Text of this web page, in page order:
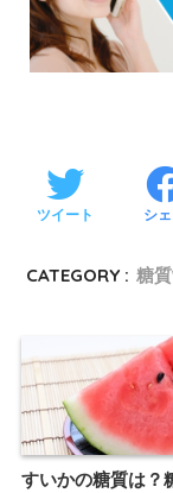
ツイート シ
CATEGORY : 糖
すいかの糖質は？